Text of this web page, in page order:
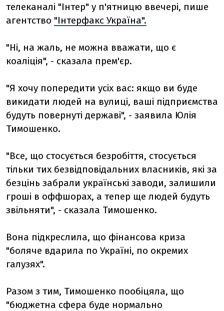
телеканалі "Інтер" у п'ятницю ввечері, пише
агентство "Інтерфакс Україна".
"Ні, на жаль, не можна вважати, що є
коаліція", - сказала прем'єр.
"Я хочу попередити усіх вас: якщо ви буде
викидати людей на вулиці, ваші підприємства
будуть повернуті державі", - заявила Юлія
Тимошенко.
"Все, що стосується безробіття, стосується
тільки тих безвідповідальних власників, які за
безцінь забрали українські заводи, залишили
гроші в оффшорах, а тепер ще людей будуть
звільняти", - сказала Тимошенко.
Вона підкреслила, що фінансова криза
"боляче вдарила по Україні, по окремих
галузях".
Разом з тим, Тимошенко пообіцяла, що
"бюджетна сфера буде нормально